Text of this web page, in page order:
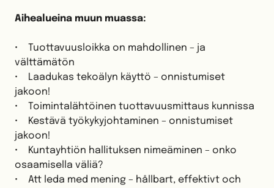
Aihealueina muun muassa:
• Tuottavuusloikka on mahdollinen – ja
välttämätön
• Laadukas tekoälyn käyttö – onnistumiset
jakoon!
• Toimintalähtöinen tuottavuusmittaus kunnissa
• Kestävä työkykyjohtaminen – onnistumiset
jakoon!
• Kuntayhtiön hallituksen nimeäminen – onko
osaamisella väliä?
• Att leda med mening – hållbart, effektivt och